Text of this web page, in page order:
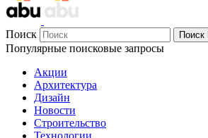
Поиск Поиск
Популярные поисковые запросы
Акции
Архитектура
Дизайн
Новости
Строительство
Технологии